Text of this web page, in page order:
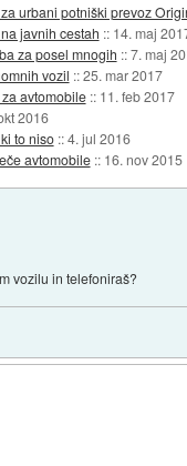
urbani potniški prevoz
javnih cestah :: 14. maj
za posel mnogih ::7. maj
vozil ::25. mar 2017
avtomobile :: 11. feb 2017
2016
to niso ::4. jul 2016
avtomobile :: 16. nov 2015
vozilu in telefoniraš?